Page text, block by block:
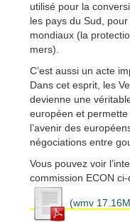
utilisé pour la
les pays du Sud,
mondiaux (la
mers).
C’est aussi un acte
Dans cet esprit, les
devienne une
européen et
l’avenir des
négociations entre
Vous pouvez voir
commission ECON
(wmv